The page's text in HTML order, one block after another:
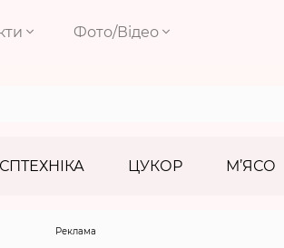
Фото/Відео
ЦУКОР М’ЯСО
Реклама